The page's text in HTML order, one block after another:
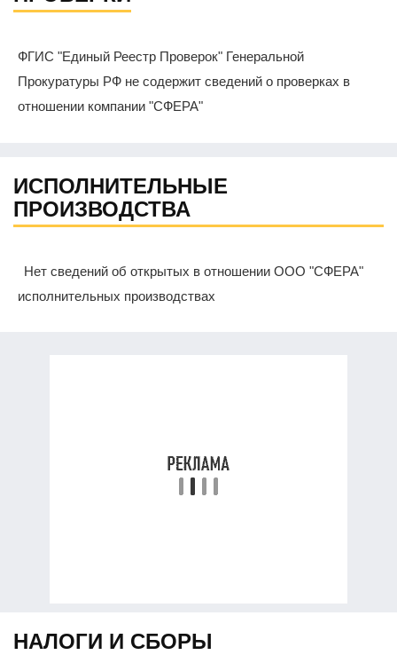
ФГИС "Единый Реестр Проверок" Генеральной
Прокуратуры РФ не содержит сведений о проверках в
отношении компании "СФЕРА"
ИСПОЛНИТЕЛЬНЫЕ
ПРОИЗВОДСТВА
Нет сведений об открытых в отношении ООО "СФЕРА"
исполнительных производствах
НАЛОГИ И СБОРЫ